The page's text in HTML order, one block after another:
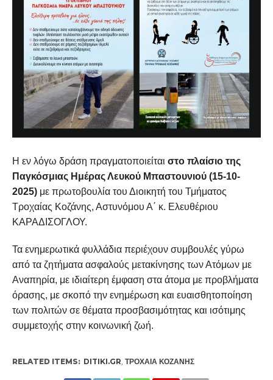
Η εν λόγω δράση πραγματοποιείται στο πλαίσιο της
Παγκόσμιας Ημέρας Λευκού Μπαστουνιού (15-10-
2025) με πρωτοβουλία του Διοικητή του Τμήματος
Τροχαίας Κοζάνης, Αστυνόμου Α΄ κ. Ελευθέριου
ΚΑΡΑΔΙΣΟΓΛΟΥ.
Τα ενημερωτικά φυλλάδια περιέχουν συμβουλές γύρω
από τα ζητήματα ασφαλούς μετακίνησης των Ατόμων με
Αναπηρία, με ιδιαίτερη έμφαση στα άτομα με προβλήματα
όρασης, με σκοπό την ενημέρωση και ευαισθητοποίηση
των πολιτών σε θέματα προσβασιμότητας και ισότιμης
συμμετοχής στην κοινωνική ζωή.
RELATED ITEMS: DITIKI.GR ΤΡΟΧΑΊΑ ΚΟΖΆΝΗΣ